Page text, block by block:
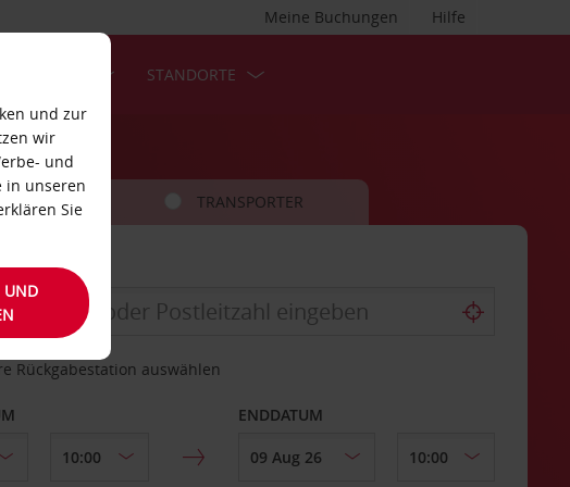
Hilfe
Meine Buchungen
STANDORTE
TRANSPORTER
Rückgabestation auswählen
ENDDATUM
und zur
wir
und
in unseren
Sie
UND